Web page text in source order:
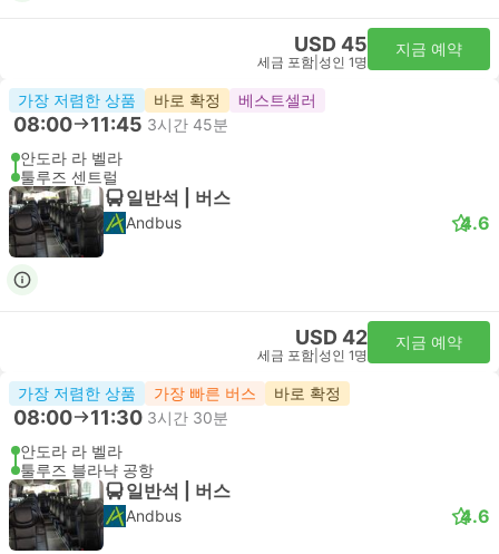
USD 45
세금 포함 성인 1명
지금 예약
가장 저렴한 상품 바로 확정 베스트셀러
08:00 11:45 3시간 45분
안도라 라 벨라
툴루즈 센트럴
일반석 | 버스
Andbus 4.6
USD 42
세금 포함 성인 1명
지금 예약
가장 저렴한 상품 가장 빠른 버스 바로 확정
08:00 11:30 3시간 30분
안도라 라 벨라
툴루즈 블라냑 공항
일반석 | 버스
Andbus 4.6